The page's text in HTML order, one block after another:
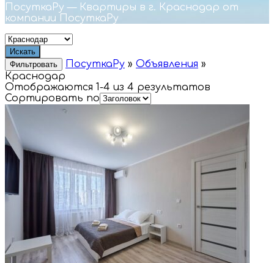
ПосуткаРу — Квартиры в г. Краснодар от
компании ПосуткаРу
Искать
Фильтровать
ПосуткаРу » Объявления »
Краснодар
Отображаются 1-4 из 4 результатов
Сортировать по